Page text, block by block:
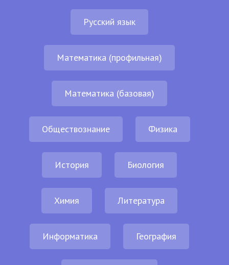
Русский язык
Математика (профильная)
Математика (базовая)
Обществознание Физика
История Биология
Химия Литература
Информатика География